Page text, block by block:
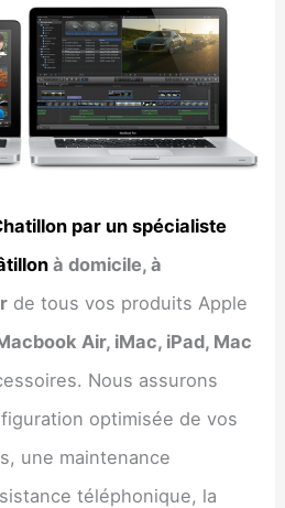
par un spécialiste
à domicile, à
de tous vos produits Apple
Air, iMac, iPad, Mac
Nous assurons
optimisée de vos
une maintenance
téléphonique, la